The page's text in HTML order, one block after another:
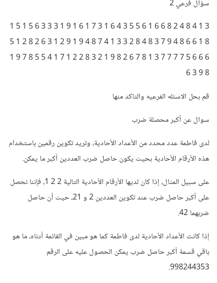
سؤال فرعي 2
3 1 4 8 4 2 8 6 6 1 6 5 5 3 4 6 1 3 7 1 6 1 9 1 3 3 3 6 5 1 5 1
8 1 6 6 8 4 9 7 3 8 4 8 2 3 3 1 4 7 8 4 9 1 9 2 1 3 6 2 8 2 1 5
6 6 6 5 7 7 7 7 3 1 8 7 6 2 8 9 1 2 3 8 2 2 1 7 1 4 5 5 8 7 9 1
8 9 3 6
قم بحل الاسئله الفرعيه والتاكد منها
سوال عن أكبر محصلة ضرب
لدى فاطمة عدد محدد من الأعداد الأحادية، وتريد تكوين رقمين باستخدام
هذه الأرقام الأحادية بحيث يكون حاصل ضرب العددين أكبر ما يمكن.
على سبيل المثال، إذا كان لديها الأرقام الأحادية التالية 2 2 1، فإننا نحصل
على أكبر حاصل ضرب عند تكوين العددين 2 و 21، حيث أن حاصل
ضربهما 42.
إذا كانت الأعداد الأحادية لدى فاطمة كما هو مبين في القائمة أدناه، ما هو
باقي قسمة أكبر حاصل ضرب يمكن الحصول عليه على الرقم
998244353.